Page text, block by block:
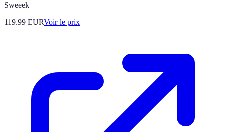
Sweeek
119.99 EURVoir le prix